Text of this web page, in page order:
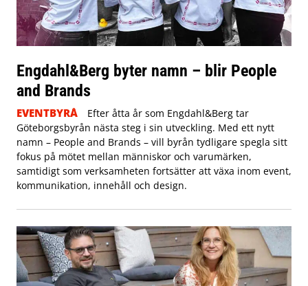
Engdahl&Berg byter namn – blir People
and Brands
EVENTBYRÅ
Efter åtta år som Engdahl&Berg tar
Göteborgsbyrån nästa steg i sin utveckling. Med ett nytt
namn – People and Brands – vill byrån tydligare spegla sitt
fokus på mötet mellan människor och varumärken,
samtidigt som verksamheten fortsätter att växa inom event,
kommunikation, innehåll och design.